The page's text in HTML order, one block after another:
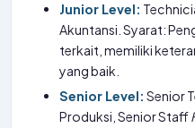
Junior Level:
Akuntansi. Syarat:
terkait, memiliki
yang baik.
Senior Level: Senior
Produksi, Senior Staff